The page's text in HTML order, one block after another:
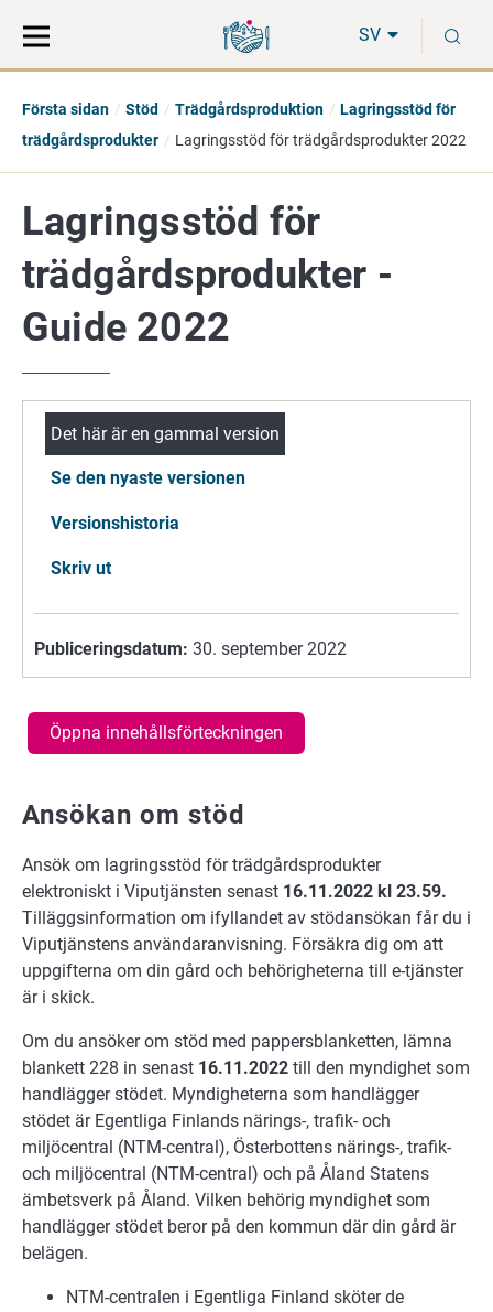
direkt
till
på
hela
SV
Första sidan Stöd Trädgårdsproduktion
Lagringsstöd för
trädgårdsprodukter
Lagringsstöd för trädgårdsprodukter 2022
Lagringsstöd för
trädgårdsprodukter -
Guide 2022
Det här är en gammal version
Se den nyaste versionen
Versionshistoria
Skriv ut
Publiceringsdatum: 30. september 2022
Öppna innehållsförteckningen
Ansökan om stöd
Ansök om lagringsstöd för trädgårdsprodukter
elektroniskt i Viputjänsten senast 16.11.2022 kl 23.59.
Tilläggsinformation om ifyllandet av stödansökan får du i
Viputjänstens användaranvisning. Försäkra dig om att
uppgifterna om din gård och behörigheterna till e-tjänster
är i skick.
Om du ansöker om stöd med pappersblanketten, lämna
blankett 228 in senast 16.11.2022 till den myndighet som
handlägger stödet. Myndigheterna som handlägger
stödet är Egentliga Finlands närings-, trafik- och
miljöcentral (NTM-central), Österbottens närings-, trafik-
och miljöcentral (NTM-central) och på Åland Statens
ämbetsverk på Åland. Vilken behörig myndighet som
handlägger stödet beror på den kommun där din gård är
belägen.
NTM-centralen i Egentliga Finland sköter de